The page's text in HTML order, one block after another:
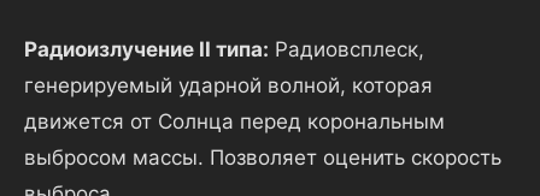
Радиоизлучение II типа: Радиовсплеск,
генерируемый ударной волной, которая
движется от Солнца перед корональным
выбросом массы. Позволяет оценить скорость